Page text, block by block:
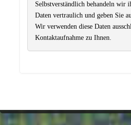
Selbstverständlich behandeln wir
Daten vertraulich und geben Sie
Wir verwenden diese Daten
Kontaktaufnahme zu Ihnen.